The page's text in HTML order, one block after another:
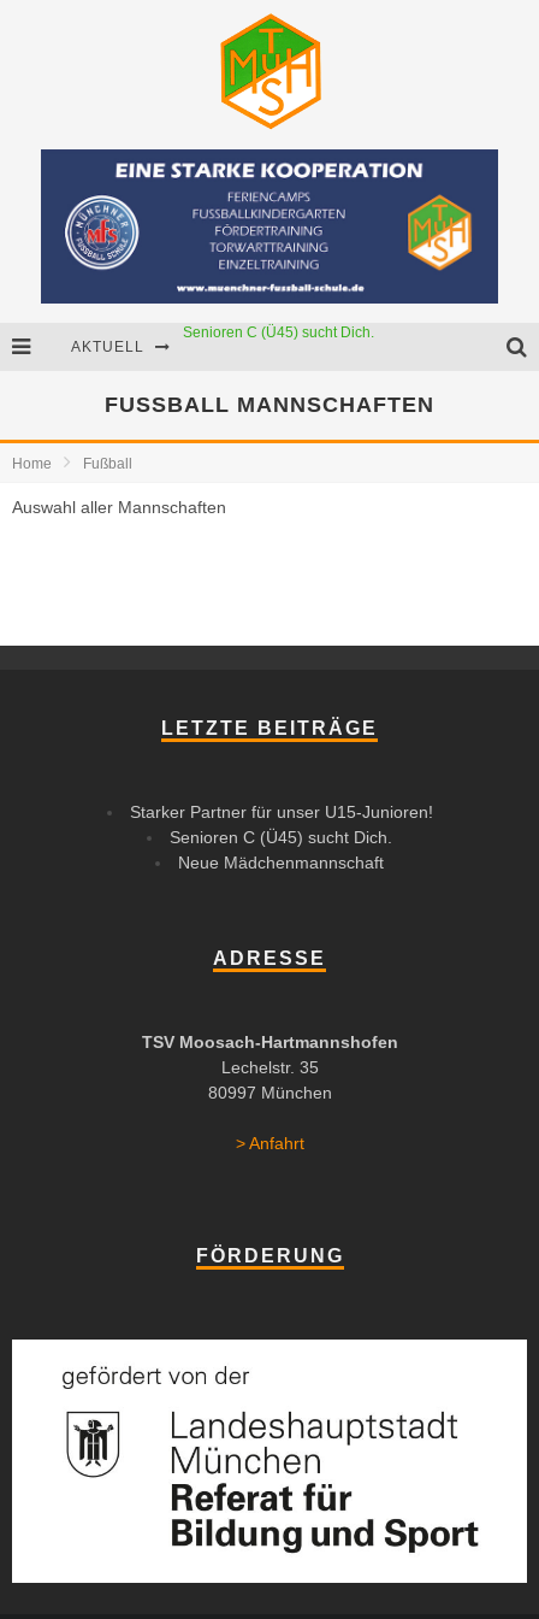
AKTUELL
Senioren C (Ü45) sucht Dich.
FUSSBALL MANNSCHAFTEN
Home Fußball
Auswahl aller Mannschaften
LETZTE BEITRÄGE
Starker Partner für unser U15-Junioren!
Senioren C (Ü45) sucht Dich.
Neue Mädchenmannschaft
ADRESSE
TSV Moosach-Hartmannshofen
Lechelstr. 35
80997 München
> Anfahrt
FÖRDERUNG